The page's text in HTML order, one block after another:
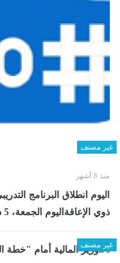
غير مصنف
منذ 8 أشهر
اليوم انطلاق البرنامج
ذوي الإعاقةاليوم الجمعة، 5 ديسمبر 2025 06:52 مـ
غير مصنف